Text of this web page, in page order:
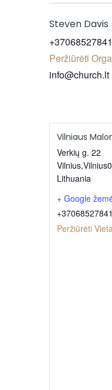
Steven Davis
+37068527841
Peržiūrėti
info@church.lt
Vilniaus
Verkių g. 22
Vilnius,Vilnius
Lithuania
+ Google
+37068527841
Peržiūrėti